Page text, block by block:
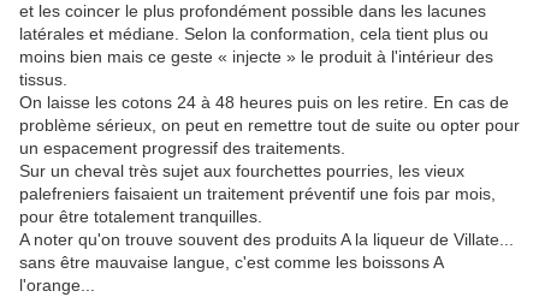
et les coincer le plus profondément possible dans les lacunes
latérales et médiane. Selon la conformation, cela tient plus ou
moins bien mais ce geste « injecte » le produit à l'intérieur des
tissus.
On laisse les cotons 24 à 48 heures puis on les retire. En cas de
problème sérieux, on peut en remettre tout de suite ou opter pour
un espacement progressif des traitements.
Sur un cheval très sujet aux fourchettes pourries, les vieux
palefreniers faisaient un traitement préventif une fois par mois,
pour être totalement tranquilles.
A noter qu'on trouve souvent des produits A la liqueur de Villate...
sans être mauvaise langue, c'est comme les boissons A
l'orange...